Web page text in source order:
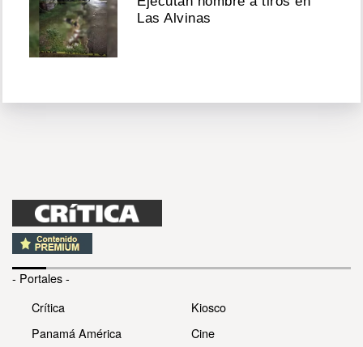
Las Alvinas
- Portales -
Crítica
Panamá América
Kiosco
Cine